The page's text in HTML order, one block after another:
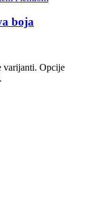
boja
varijanti. Opcije